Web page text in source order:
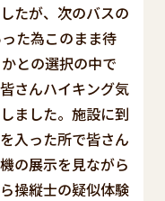
たが、次のバスの
た為このまま待
との選択の中で
さんハイキング気
ました。施設に到
入った所で皆さん
の展示を見ながら
操縦士の疑似体験